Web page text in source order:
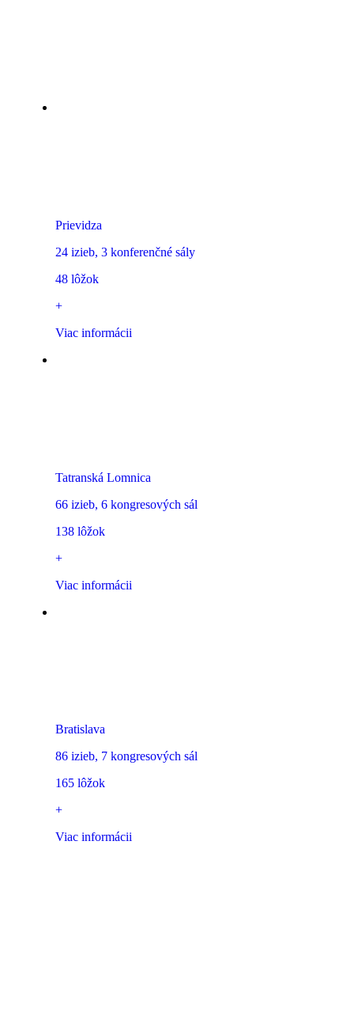
Prievidza
24 izieb, 3 konferenčné sály
48 lôžok
+
Viac informácii
Tatranská Lomnica
66 izieb, 6 kongresových sál
138 lôžok
+
Viac informácii
Bratislava
86 izieb, 7 kongresových sál
165 lôžok
+
Viac informácii